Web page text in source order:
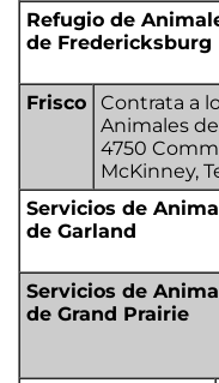
Refugio de
de Fredericksburg
Frisco
Contrata a
Animales
4750
McKinney,
Servicios de
de Garland
Servicios de
de Grand Prairie